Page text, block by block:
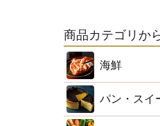
商品カテゴリか
海鮮
パン・スイ